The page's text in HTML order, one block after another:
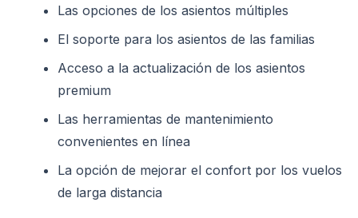
Las opciones de los asientos múltiples
El soporte para los asientos de las familias
Acceso a la actualización de los asientos
premium
Las herramientas de mantenimiento
convenientes en línea
La opción de mejorar el confort por los vuelos
de larga distancia